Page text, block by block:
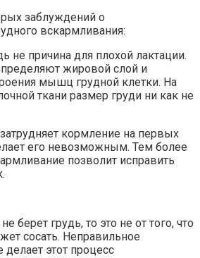
заблуждений о
вскармливания:
не причина для плохой лактации.
жировой слой и
мышц грудной клетки. На
ткани размер груди ни как не
кормление на первых
его невозможным. Тем более
позволит исправить
берет грудь, то это не от того, что
сосать. Неправильное
этот процесс